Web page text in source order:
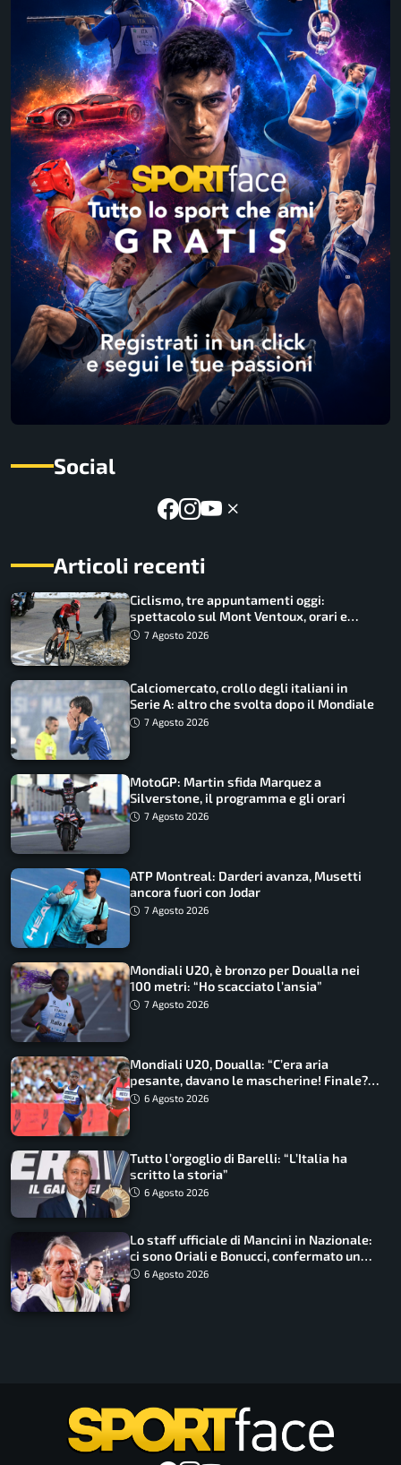
Social
Articoli recenti
Ciclismo, tre appuntamenti oggi:
spettacolo sul Mont Ventoux, orari e
come vederli
7 Agosto 2026
Calciomercato, crollo degli italiani in
Serie A: altro che svolta dopo il Mondiale
7 Agosto 2026
MotoGP: Martin sfida Marquez a
Silverstone, il programma e gli orari
7 Agosto 2026
ATP Montreal: Darderi avanza, Musetti
ancora fuori con Jodar
7 Agosto 2026
Mondiali U20, è bronzo per Doualla nei
100 metri: “Ho scacciato l’ansia”
7 Agosto 2026
Mondiali U20, Doualla: “C’era aria
pesante, davano le mascherine! Finale?
Non ho nulla da perdere”
6 Agosto 2026
Tutto l’orgoglio di Barelli: “L’Italia ha
scritto la storia”
6 Agosto 2026
Lo staff ufficiale di Mancini in Nazionale:
ci sono Oriali e Bonucci, confermato un
ritorno
6 Agosto 2026